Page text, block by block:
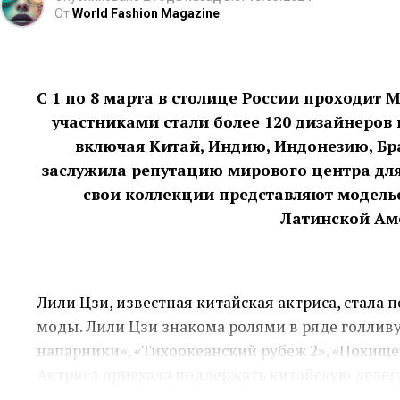
DONGAK — бренд одежды в этническом
самобытность и величие Республики Тыва.
балетмейстер Вячеслав Донгак привнес в
время модного показа на подиуме
Модели одежды продемонстрировали
Швейная мастерская дизайнера возникла
ОтWorld Fashion Magazine
С 1 по 8 марта в столице России проходит
участниками стали более 120
включая Китай, Индию, Индонезию,
заслужила репутацию мирового центра
свои коллекции представляют
Латинской
Лили Цзи, известная китайская актриса,
моды. Лили Цзи знакома ролями в ряде
напарники», «Тихоокеанский рубеж 2»,